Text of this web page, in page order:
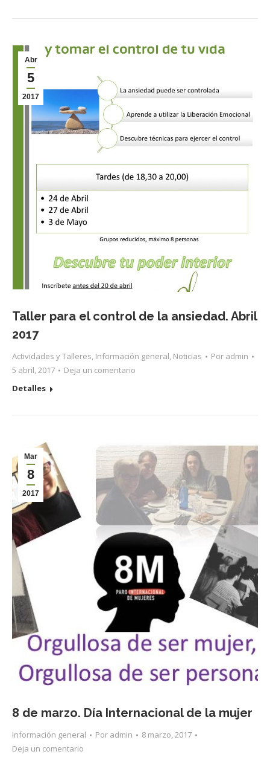
Abr
5
2017
Taller para el control de la ansiedad. Abril
2017
Actividades y Talleres, Información general, Noticias Por admin
5 abril, 2017
Deja un comentario
Detalles
Mar
8
2017
8 de marzo. Día Internacional de la mujer
Información general Por admin
8 marzo, 2017
Deja un comentario